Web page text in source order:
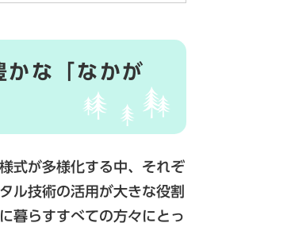
かな「なかが
式が多様化する中、それぞ
ル技術の活用が大きな役割
暮らすすべての方々にとっ